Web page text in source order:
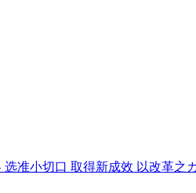
准小切口 取得新成效 以改革